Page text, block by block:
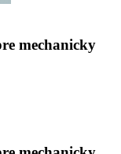
mechanicky